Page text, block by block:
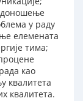
доношење
у раду
елемената
тима;
као
квалитета
квалитета.